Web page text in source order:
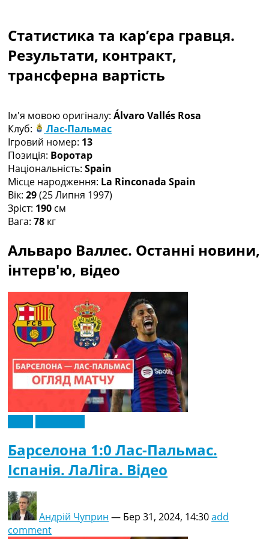
Чемпіонат Світу
Україна. Прем’єр-Ліга
Україна. Перша Ліга
Ліга Чемпіонів
Ще Турніри >>>
Таблиці
Чемпіонат Світу. Турнирні таблиці
Таблиця УПЛ
Перша Ліга
Таблиця АПЛ
Таблиця Ла Ліги
Таблиця Ліги Чемпіонів
Всі таблиці >>>
Рейтинг країн УЄФА
Рейтинг клубів УЄФА
Рейтинг ФІФА
Телепрограма
RU
UA
Categories
Головна
Новини футболу
Новини футболу України
Футбольні трансфери
Останні коментарі
Конкурс прогнозів
Логін
Рейтінги
Турніри
Чемпіонат Світу
Статистика та кар’єра гравця.
Результати, контракт,
трансферна вартість
Ім'я мовою оригіналу: Álvaro Vallés Rosa
Клуб:
Лас-Пальмас
Ігровий номер: 13
Позиція: Воротар
Національність: Spain
Місце народження: La Rinconada Spain
Вік: 29(25 Липня 1997)
Зріст: 190 см
Вага: 78 кг
Альваро Валлес. Останні новини,
інтерв'ю, відео
Барселона 1:0 Лас-Пальмас.
Іспанія. ЛаЛіга. Відео
Андрій Чуприн — Бер 31, 2024, 14:30add
comment